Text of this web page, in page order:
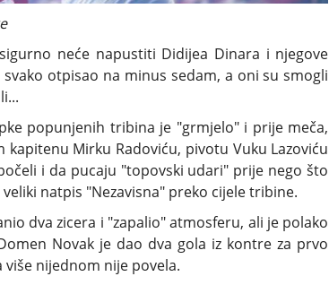
neće napustiti Didijea Dinara i njegove
otpisao na minus sedam, a oni su smogli
popunjenih tribina je "grmjelo" i prije meča,
Mirku Radoviću, pivotu Vuku Lazoviću
i da pucaju "topovski udari" prije nego što
natpis "Nezavisna" preko cijele tribine.
dva zicera i "zapalio" atmosferu, ali je polako
Novak je dao dva gola iz kontre za prvo
više nijednom nije povela.